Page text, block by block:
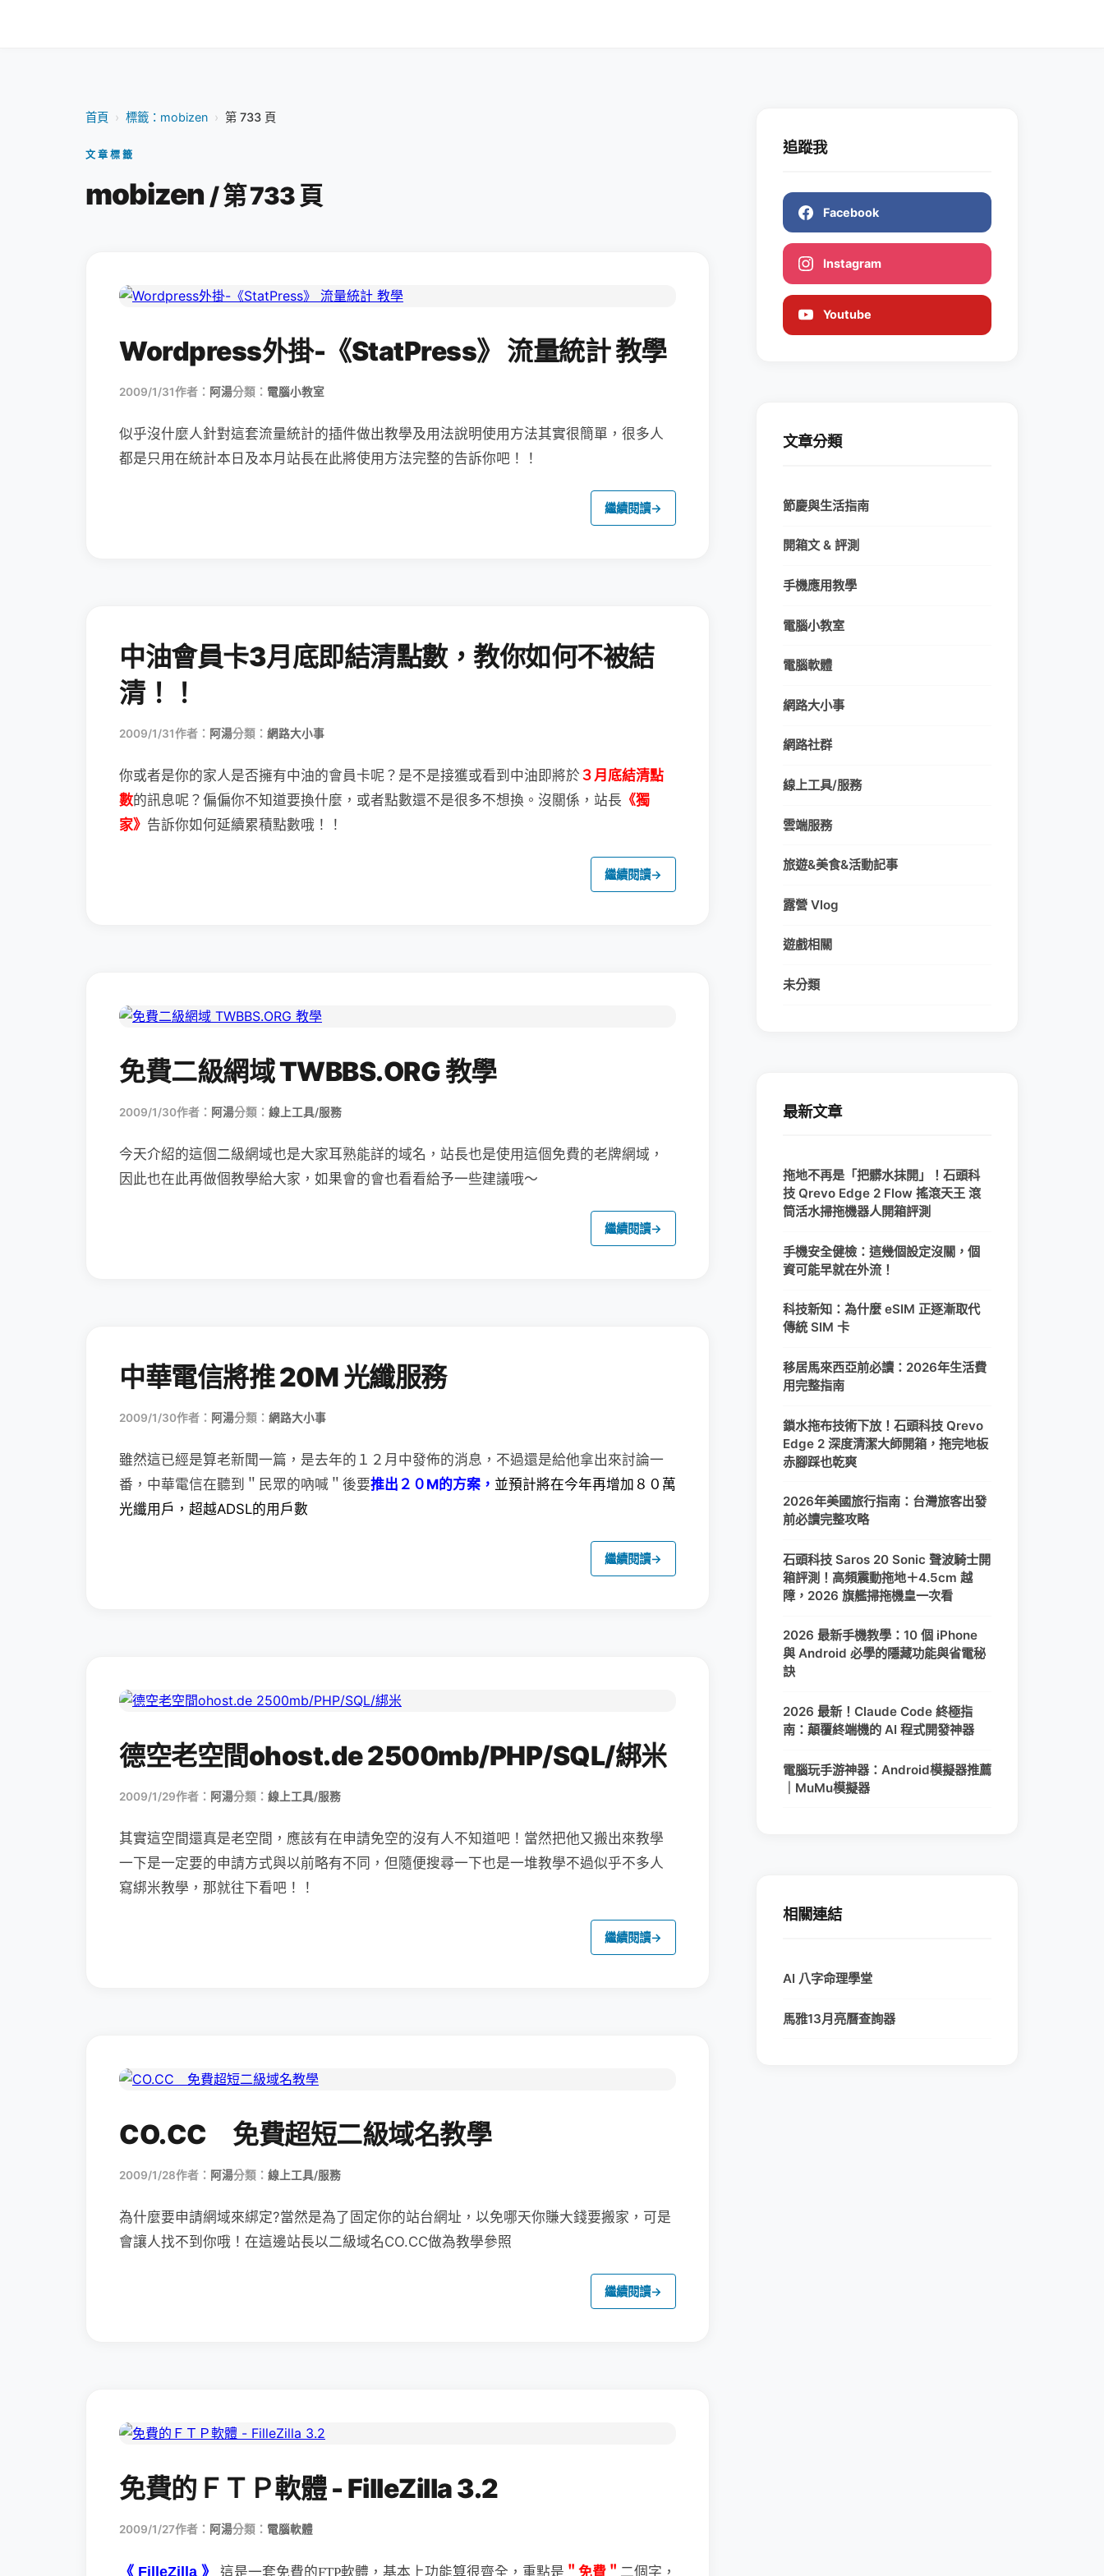
首頁 › 標籤：mobizen › 第 733 頁
文章標籤
mobizen / 第 733 頁
Wordpress外掛-《StatPress》 流量統計 教學
2009/1/31作者： 阿湯分類： 電腦小教室
似乎沒什麼人針對這套流量統計的插件做出教學及用法說明使用方法其實很簡單，很多人
都是只用在統計本日及本月站長在此將使用方法完整的告訴你吧！！
繼續閱讀→
中油會員卡3月底即結清點數，教你如何不被結
清！！
2009/1/31作者： 阿湯分類： 網路大小事
你或者是你的家人是否擁有中油的會員卡呢？ 是不是接獲或看到中油即將於 ３月底結清點
數的訊息呢？ 偏偏你不知道要換什麼，或者點數還不是很多不想換。 沒關係，站長 《獨
家》 告訴你如何延續累積點數哦！！
繼續閱讀→
免費二級網域 TWBBS.ORG 教學
2009/1/30作者： 阿湯分類： 線上工具/服務
今天介紹的這個二級網域也是大家耳熟能詳的域名，站長也是使用這個免費的老牌網域，
因此也在此再做個教學給大家，如果會的會也看看給予一些建議哦～
繼續閱讀→
中華電信將推 20M 光纖服務
2009/1/30作者： 阿湯分類： 網路大小事
雖然這已經是算老新聞一篇，是去年的１２月中發佈的消息， 不過還是給他拿出來討論一
番，中華電信在聽到＂民眾的吶喊＂後要推出２０M的方案， 並預計將在今年再增加８０萬
光纖用戶，超越ADSL的用戶數
繼續閱讀→
德空老空間ohost.de 2500mb/PHP/SQL/綁米
2009/1/29作者： 阿湯分類： 線上工具/服務
其實這空間還真是老空間，應該有在申請免空的沒有人不知道吧！當然把他又搬出來教學
一下是一定要的申請方式與以前略有不同，但隨便搜尋一下也是一堆教學不過似乎不多人
寫綁米教學，那就往下看吧！！
繼續閱讀→
CO.CC 免費超短二級域名教學
2009/1/28作者： 阿湯分類： 線上工具/服務
為什麼要申請網域來綁定?當然是為了固定你的站台網址，以免哪天你賺大錢要搬家，可是
會讓人找不到你哦！在這邊站長以二級域名CO.CC做為教學參照
繼續閱讀→
免費的ＦＴＰ軟體 - FilleZilla 3.2
2009/1/27作者： 阿湯分類： 電腦軟體
《 FilleZilla 》 這是一套免費的FTP軟體，基本上功能算很齊全，重點是 ＂免費＂ 二個字，
追蹤我
Facebook
Instagram
Youtube
文章分類
節慶與生活指南
開箱文 & 評測
手機應用教學
電腦小教室
電腦軟體
網路大小事
網路社群
線上工具/服務
雲端服務
旅遊&美食&活動記事
露營 Vlog
遊戲相關
未分類
最新文章
拖地不再是「把髒水抹開」！石頭科
技 Qrevo Edge 2 Flow 搖滾天王 滾
筒活水掃拖機器人開箱評測
手機安全健檢：這幾個設定沒關，個
資可能早就在外流！
科技新知：為什麼 eSIM 正逐漸取代
傳統 SIM 卡
移居馬來西亞前必讀：2026年生活費
用完整指南
鎖水拖布技術下放！石頭科技 Qrevo
Edge 2 深度清潔大師開箱，拖完地板
赤腳踩也乾爽
2026年美國旅行指南：台灣旅客出發
前必讀完整攻略
石頭科技 Saros 20 Sonic 聲波騎士開
箱評測！高頻震動拖地＋4.5cm 越
障，2026 旗艦掃拖機皇一次看
2026 最新手機教學：10 個 iPhone
與 Android 必學的隱藏功能與省電秘
訣
2026 最新！Claude Code 終極指
南：顛覆終端機的 AI 程式開發神器
電腦玩手游神器：Android模擬器推薦
｜MuMu模擬器
相關連結
AI 八字命理學堂
馬雅13月亮曆查詢器